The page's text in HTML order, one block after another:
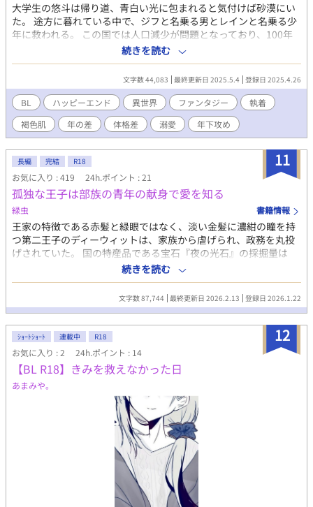
大学生の悠斗は帰り道、青白い光に包まれると気付けば砂漠にい
た。 途方に暮れている中で、ジフと名乗る男とレインと名乗る少
年に救われる。 この国では人口減少が問題となっており、100年
前から異世界人を転移させているというのだ。 悠斗はある目的の
ためにレイン達に協力を仰ぐのだが…。 R18シーンには※をつけ
てます。 素股 / 年下×年上 / 鼻血舐め / 巨根 ※ムーンライトノベル
ズにも掲載
続きを読む
文字数 44,083 最終更新日 2025.5.4 登録日 2025.4.26
BL ハッピーエンド 異世界 ファンタジー
執着
褐色肌
年の差 体格差 溺愛 年下攻め
11
長編 完結 R18
お気に入り : 419 24h.ポイント : 21
孤独な王子は部族の青年の献身で愛を知る
緑虫 書籍情報
王家の特徴である赤髪と緑眼ではなく、淡い金髪に濃紺の瞳を持
つ第二王子のディーウィットは、家族から虐げられ、政務を丸投
げされていた。 国の特産品である宝石『夜の光石』の採掘量は
年々落ち、国の財政が悪化する中、王家は湯水の如く金を使う。
このままでは国が傾くと、家族に代わり自分を育てた臣下らの恩
にも報いるべく努力を重ねていた。 だがある日、家族に溺愛され
る双子の弟デアーグに代わり帝国に行き皇配になれと父王に命じ
つ、帝国に向かう船に乗り込んだディーウィット。 彼の胸元に
は、アルフォンスから贈られた『夜の光石』の首飾りがあった。
優しい思い出と共に、恐らくは採掘権欲しさの人質であろう皇配
を全うしようと決意する。 だが嵐の日、雇われ護衛兵士に襲われ
てしまう。助けを求め操舵室に向かうが、荒れ狂う波に呑まれ落
水してしまった。 目を覚ますと、見知らぬ砂浜に打ち上げられて
いた。 目の前に広がる密林はジュ・アルズと呼ばれる帝国の南部
にある属国と推測する。 早く帝都に向かわねば、愚かな父王がデ
アーグ惜しさに帝国に喧嘩を吹っかけかねない。 密林の部族に助
けを求めるべく進むと、雨に降られ発熱し倒れてしまった。 目を
覚ますと、小屋の中に寝かされていた。助けてくれたのは、褐色
肌の部族の青年キーニ。キーニはディーウィットのことを『ムウ
ェ・ラデ』と呼ぶが、意味は教えてくれない。 献身的に看護する
続きを読む
文字数 87,744 最終更新日 2026.2.13 登録日 2026.1.22
12
ｼｮｰﾄｼｮｰﾄ 連載中 R18
お気に入り : 2 24h.ポイント : 14
【BL R18】きみを救えなかった日
あまみや。